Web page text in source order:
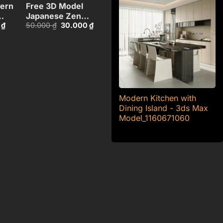
₫Giá
hiện
Free 3D Model
Japanese Zen
Garden Interior
50.000₫ Giá
30.000 ₫Giá
hiện
30.000 ₫.
Modern Kitchen with
Dining Island - 3ds Max
Model_1160671060